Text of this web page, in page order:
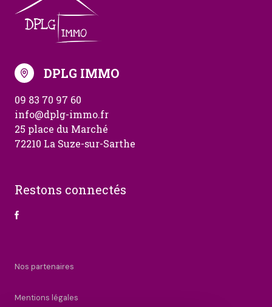
DPLG IMMO
09 83 70 97 60
info@dplg-immo.fr
25 place du Marché
72210 La Suze-sur-Sarthe
Restons connectés
Nos partenaires
Mentions légales